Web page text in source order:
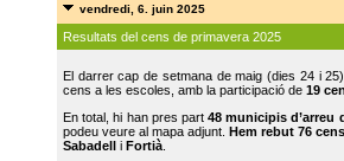
vendredi, 6. juin 2025
Resultats del cens de primavera 2025
El darrer cap de setmana de maig (dies 24 i
cens a les escoles, amb la participació de 19
En total, hi han pres part48 municipis d’arreu
podeu veure al mapa adjunt. Hem rebut 76
Sabadell i Fortià